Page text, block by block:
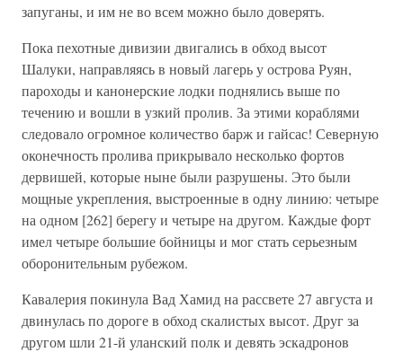
запуганы, и им не во всем можно было доверять.
Пока пехотные дивизии двигались в обход высот
Шалуки, направляясь в новый лагерь у острова Руян,
пароходы и канонерские лодки поднялись выше по
течению и вошли в узкий пролив. За этими кораблями
следовало огромное количество барж и гайсас! Северную
оконечность пролива прикрывало несколько фортов
дервишей, которые ныне были разрушены. Это были
мощные укрепления, выстроенные в одну линию: четыре
на одном [262] берегу и четыре на другом. Каждые форт
имел четыре большие бойницы и мог стать серьезным
оборонительным рубежом.
Кавалерия покинула Вад Хамид на рассвете 27 августа и
двинулась по дороге в обход скалистых высот. Друг за
другом шли 21-й уланский полк и девять эскадронов